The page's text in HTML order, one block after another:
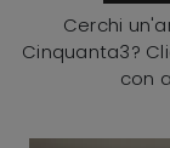
Cerchi
Cinquanta3?
con